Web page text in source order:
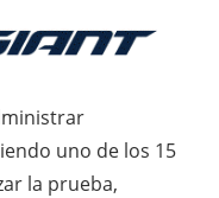
uno de los 15
la prueba,